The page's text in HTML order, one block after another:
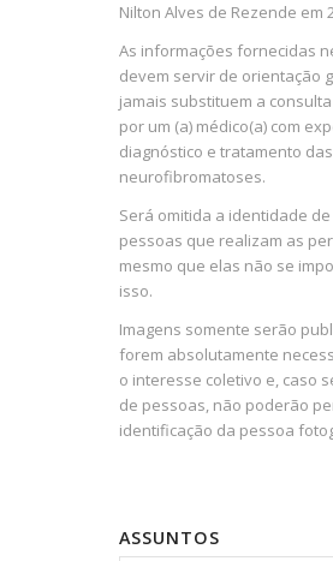
Nilton Alves de Rezende em
As informações fornecidas
devem servir de orientação
jamais substituem a
por um (a) médico(a) com
diagnóstico e tratamento das
neurofibromatoses.
Será omitida a identidade
pessoas que realizam as
mesmo que elas não se
isso.
Imagens somente serão
forem absolutamente
o interesse coletivo e, caso
de pessoas, não poderão
identificação da pessoa
ASSUNTOS